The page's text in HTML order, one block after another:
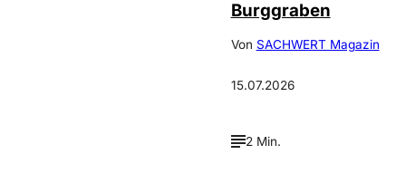
Burggraben
Von SACHWERT Magazin
15.07.2026
2 Min.